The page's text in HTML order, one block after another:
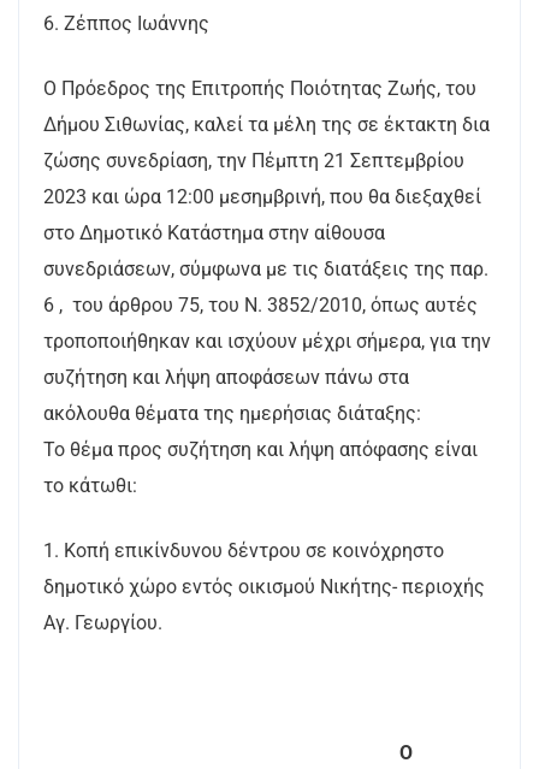
6. Ζέππος Ιωάννης
Ο Πρόεδρος της Επιτροπής Ποιότητας Ζωής, του
Δήμου Σιθωνίας, καλεί τα μέλη της σε έκτακτη δια
ζώσης συνεδρίαση, την Πέμπτη 21 Σεπτεμβρίου
2023 και ώρα 12:00 μεσημβρινή, που θα διεξαχθεί
στο Δημοτικό Κατάστημα στην αίθουσα
συνεδριάσεων, σύμφωνα με τις διατάξεις της παρ.
6 , ​​ του άρθρου 75, του Ν. 3852/2010, όπως αυτές
τροποποιήθηκαν και ισχύουν μέχρι σήμερα, για την
συζήτηση και λήψη αποφάσεων πάνω στα
ακόλουθα θέματα της ημερήσιας διάταξης:
Το θέμα προς συζήτηση και λήψη απόφασης είναι
το κάτωθι:
1. Κοπή επικίνδυνου δέντρου σε κοινόχρηστο
δημοτικό χώρο εντός οικισμού Νικήτης- περιοχής
Αγ. Γεωργίου.
Ο